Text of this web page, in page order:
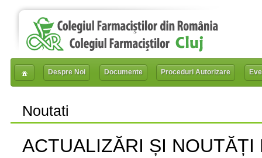
Despre Noi Documente Proceduri Autorizare
Noutati
ACTUALIZĂRI ȘI NOUTĂȚI